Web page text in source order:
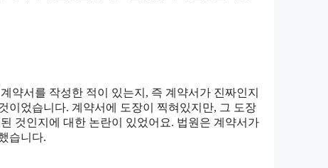
약서를 작성한 적이 있는지, 즉 계약서가 진짜인지
이었습니다. 계약서에 도장이 찍혀있지만, 그 도장
것인지에 대한 논란이 있었어요. 법원은 계약서가
습니다.